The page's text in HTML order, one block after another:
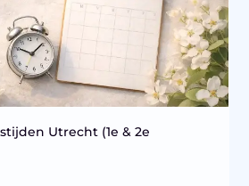
Utrecht (1e & 2e